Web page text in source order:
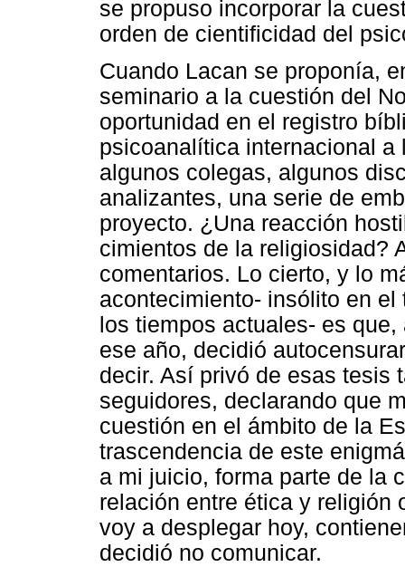
se propuso incorporar la
orden de cientificidad del
Cuando Lacan se proponía,
seminario a la cuestión del
oportunidad en el registro
psicoanalítica internacional
algunos colegas, algunos
analizantes, una serie de
proyecto. ¿Una reacción
cimientos de la religiosidad?
comentarios. Lo cierto, y lo
acontecimiento- insólito en
los tiempos actuales- es
ese año, decidió
decir. Así privó de esas tesis
seguidores, declarando que
cuestión en el ámbito de la
trascendencia de este
a mi juicio, forma parte de la
relación entre ética y religión
voy a desplegar hoy,
decidió no comunicar.